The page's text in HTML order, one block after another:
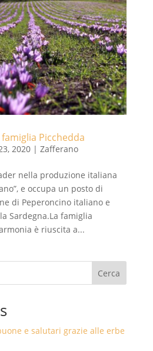
Picchedda
2020| Zafferano
nella produzione italiana
e occupa un posto di
di Peperoncino italiano e
Sardegna.La famiglia
è riuscita a...
Cerca
e salutari grazie alle erbe